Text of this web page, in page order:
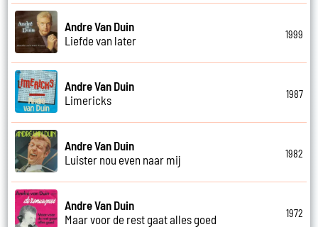
Andre Van Duin
Liefde van later
1999
Andre Van Duin
Limericks
1987
Andre Van Duin
Luister nou even naar mij
1982
Andre Van Duin
Maar voor de rest gaat alles goed
1972